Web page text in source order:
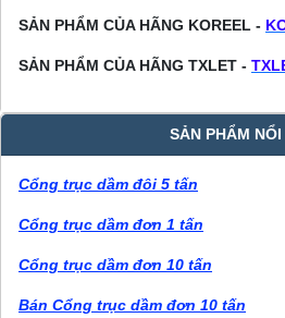
SẢN PHẨM CỦA HÃNG KOREEL -
SẢN PHẨM CỦA HÃNG TXLET -
SẢN PHẨM
Cổng trục dầm đôi 5 tấn
Cổng trục dầm đơn 1 tấn
Cổng trục dầm đơn 10 tấn
Bán Cổng trục dầm đơn 10 tấn